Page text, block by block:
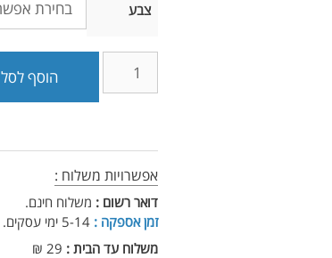
צבע
הוסף לסל
אפשרויות משלוח :
דואר רשום : משלוח חינם.
זמן אספקה : 5-14 ימי עסקים.
משלוח עד הבית : 29 ₪